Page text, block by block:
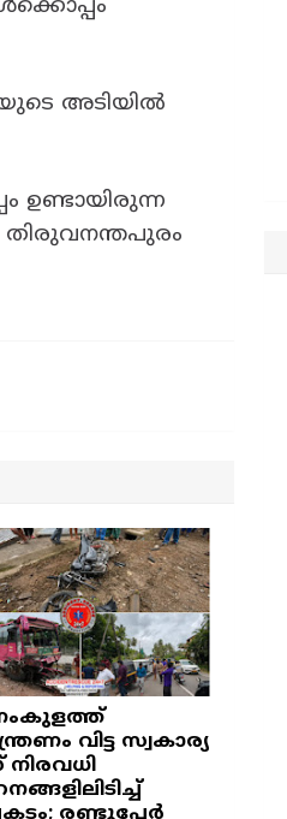
അടിയിൽ
ഉണ്ടായിരുന്ന
വിട്ട സ്വകാര്യ
രണ്ടുപേർ